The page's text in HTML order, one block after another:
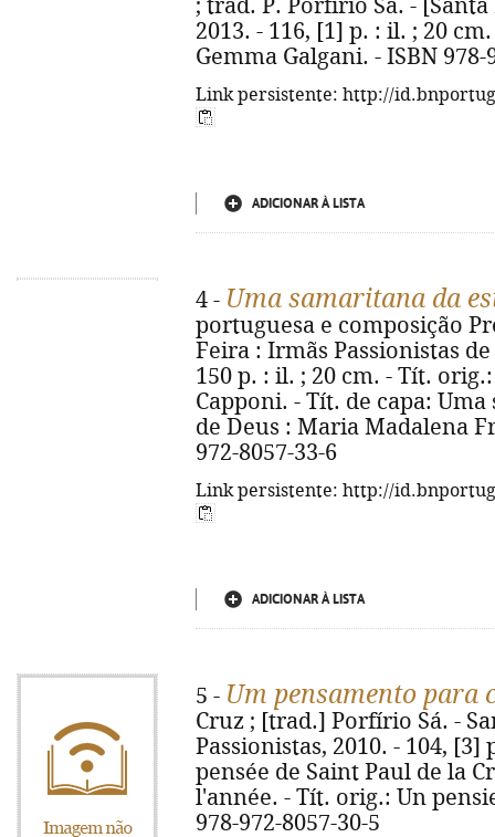
; trad. P. Porfirio Sá. -
2013. - 116, [1] p. : il. ; 20
Gemma Galgani. - ISBN 978-
Link persistente: http://
ADICIONAR À LISTA
4 - Uma samaritana da
portuguesa e composição
Feira : Irmãs Passionistas
150 p. : il. ; 20 cm. - Tít.
Capponi. - Tít. de capa:
de Deus : Maria Madalena
972-8057-33-6
Link persistente: http://
ADICIONAR À LISTA
5 - Um pensamento para
Cruz ; [trad.] Porfírio Sá. -
Passionistas, 2010. - 104,
pensée de Saint Paul de la
l'année. - Tít. orig.: Un
978-972-8057-30-5